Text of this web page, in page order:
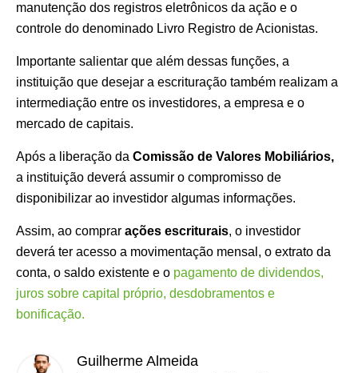
manutenção dos registros eletrônicos da ação e o
controle do denominado Livro Registro de Acionistas.
Importante salientar que além dessas funções, a
instituição que desejar a escrituração também realizam a
intermediação entre os investidores, a empresa e o
mercado de capitais.
Após a liberação da Comissão de Valores Mobiliários,
a instituição deverá assumir o compromisso de
disponibilizar ao investidor algumas informações.
Assim, ao comprar ações escriturais, o investidor
deverá ter acesso a movimentação mensal, o extrato da
conta, o saldo existente e o pagamento de dividendos,
juros sobre capital próprio, desdobramentos e
bonificação.
Guilherme Almeida